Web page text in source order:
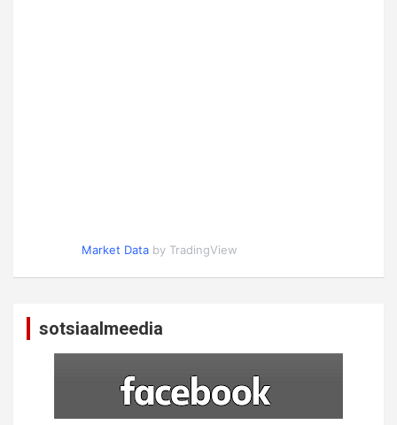
Market Data by TradingView
sotsiaalmeedia